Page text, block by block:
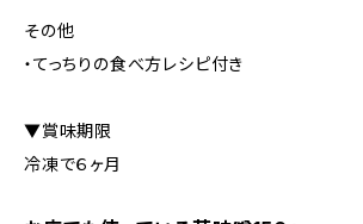
その他
・てっちりの食べ方レシピ付き
▼賞味期限
冷凍で６ヶ月